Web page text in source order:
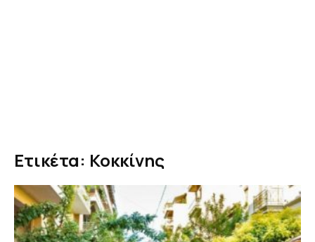
Ετικέτα: Κοκκίνης